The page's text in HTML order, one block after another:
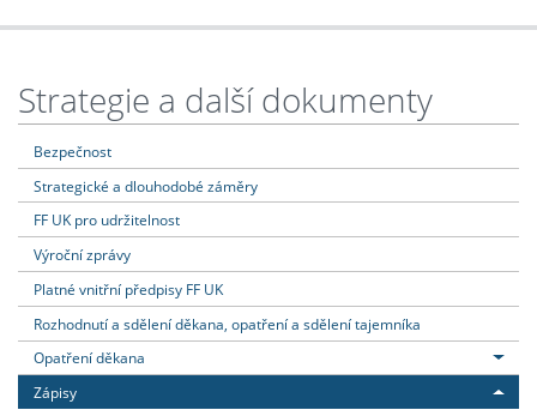
Strategie a další dokumenty
Bezpečnost
Strategické a dlouhodobé záměry
FF UK pro udržitelnost
Výroční zprávy
Platné vnitřní předpisy FF UK
Rozhodnutí a sdělení děkana, opatření a sdělení tajemníka
Opatření děkana
Zápisy